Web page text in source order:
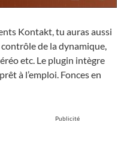
Kontakt, tu auras aussi
contrôle de la dynamique,
etc. Le plugin intègre
à l’emploi. Fonces en
Publicité